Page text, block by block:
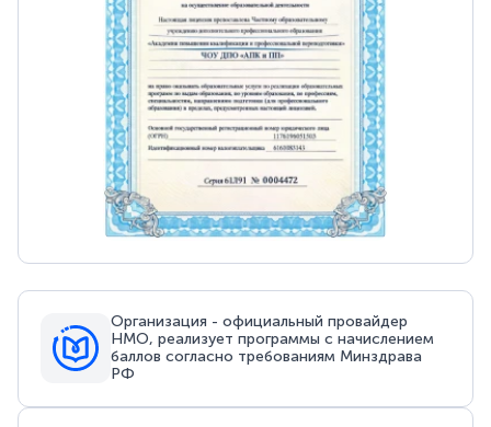
Организация - официальный провайдер
НМО, реализует программы с начислением
баллов согласно требованиям Минздрава
РФ